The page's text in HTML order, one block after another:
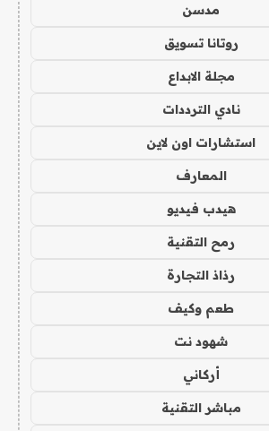
مدسن
روتانا تسويق
مجلة الابداع
نادي الترددات
استشارات اون لاين
المعارف
هيدب فيديو
رمح التقنية
رذاذ التجارة
طعم وكيف
شهود نت
أركاني
مباشر التقنية